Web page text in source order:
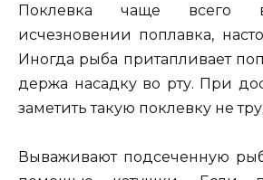
Поклевка чаще всего
исчезновении поплавка,
Иногда рыба притапливает
держа насадку во рту. При
заметить такую поклевку не
Вываживают подсеченную